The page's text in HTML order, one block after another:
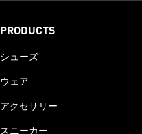
PRODUCTS
シューズ
ウェア
アクセサリー
スニーカー